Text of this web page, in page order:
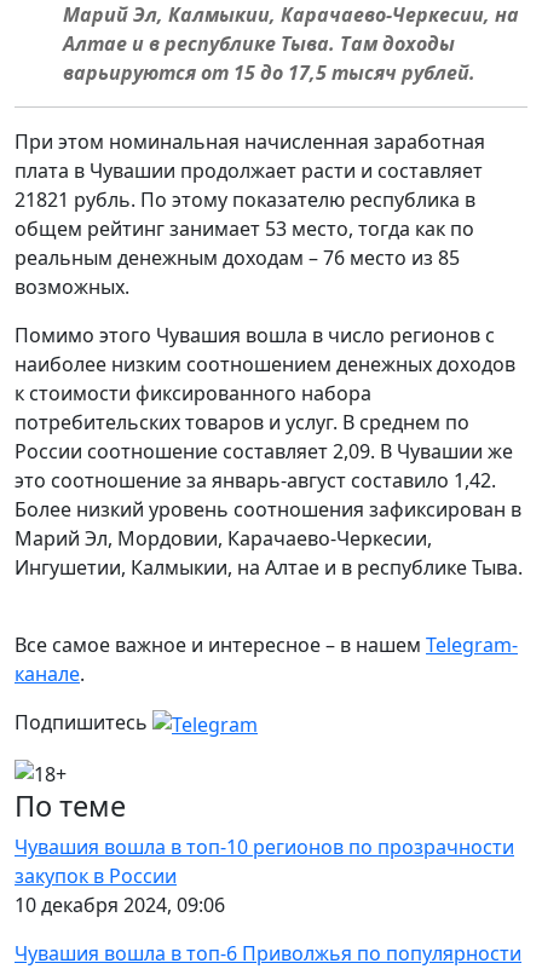
Марий Эл, Калмыкии, Карачаево-Черкесии, на
Алтае и в республике Тыва. Там доходы
варьируются от 15 до 17,5 тысяч рублей.
При этом номинальная начисленная заработная
плата в Чувашии продолжает расти и составляет
21821 рубль. По этому показателю республика в
общем рейтинг занимает 53 место, тогда как по
реальным денежным доходам – 76 место из 85
возможных.
Помимо этого Чувашия вошла в число регионов с
наиболее низким соотношением денежных доходов
к стоимости фиксированного набора
потребительских товаров и услуг. В среднем по
России соотношение составляет 2,09. В Чувашии же
это соотношение за январь-август составило 1,42.
Более низкий уровень соотношения зафиксирован в
Марий Эл, Мордовии, Карачаево-Черкесии,
Ингушетии, Калмыкии, на Алтае и в республике Тыва.
Все самое важное и интересное – в нашем Telegram-
канале.
Подпишитесь
По теме
Чувашия вошла в топ-10 регионов по прозрачности
закупок в России
10 декабря 2024, 09:06
Чувашия вошла в топ-6 Приволжья по популярности